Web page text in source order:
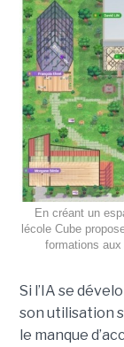
En créant un
lécole Cube
formations aux
Si l’IA se
son utilisation
le manque